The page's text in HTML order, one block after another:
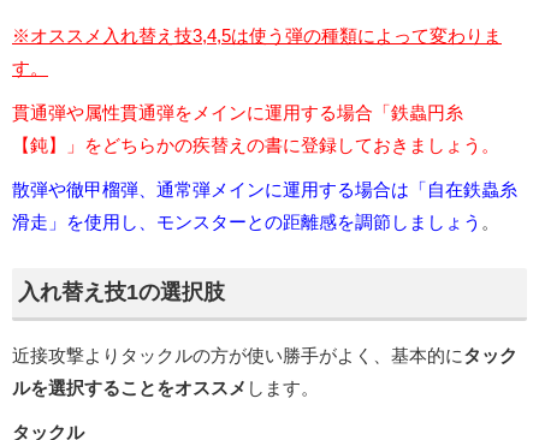
※オススメ入れ替え技3,4,5は使う弾の種類によって変わりま
す。
貫通弾や属性貫通弾をメインに運用する場合「鉄蟲円糸
【鈍】」をどちらかの疾替えの書に登録しておきましょう。
散弾や徹甲榴弾、通常弾メインに運用する場合は「自在鉄蟲糸
滑走」を使用し、モンスターとの距離感を調節しましょう 。
入れ替え技1の選択肢
近接攻撃よりタックルの方が使い勝手がよく、基本的にタック
ルを選択することをオススメ します。
タックル